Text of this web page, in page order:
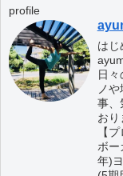
profile
はじ
日
ノ
事、
おり
【
ボー
年)